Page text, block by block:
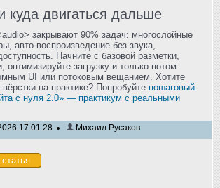
куда двигаться дальше
закрывают 90% задач: многослойные
авто‑воспроизведение без звука,
Начните с базовой разметки,
оптимизируйте загрузку и только потом
UI или потоковым вещанием. Хотите
на практике? Попробуйте пошаговый
с нуля 2.0» — практикум с реальными
17:01:28 Михаил Русаков